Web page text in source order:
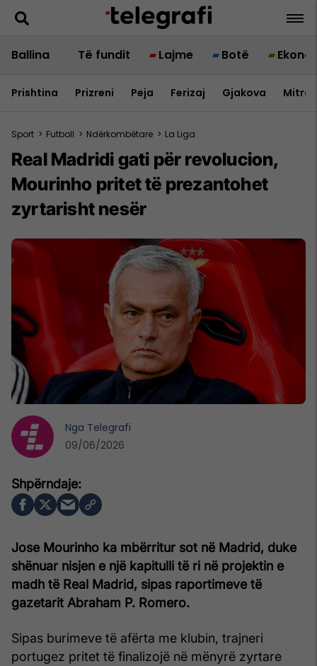
Ballina Të fundit Lajme Botë
Prishtina Prizreni Peja Ferizaj Gjakova
Sport > Futboll > Ndërkombëtare > La Liga
Real Madridi gati për revolucion,
Mourinho pritet të prezantohet
zyrtarisht nesër
Jose Mourinho ka mbërritur sot në Madrid, duke
shënuar nisjen e një kapitulli të ri në projektin e
madh të Real Madrid, sipas raportimeve të
gazetarit Abraham P. Romero.
Sipas burimeve të afërta me klubin, trajneri
portugez pritet të finalizojë në mënyrë zyrtare
Nga Telegrafi
09/06/2026